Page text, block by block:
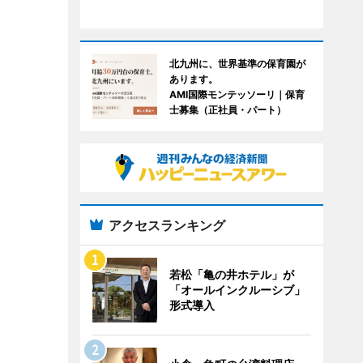
北九州に、世界基準の保育園が
あります。
AMI国際モンテッソーリ｜保育
士募集（正社員・パート）
アクセスランキング
若松「亀の井ホテル」が
「オールインクルーシブ」
形式導入